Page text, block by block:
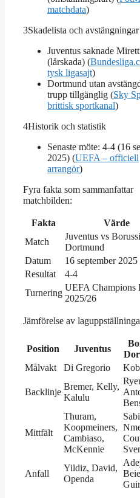
matchdata)
3Skadelista och avstängningar
Juventus saknade
(lårskada) (
tysk ligasajt)
Dortmund utan
trupp tillgänglig (Sky
brittisk sportkanal)
4Historik och statistik
Senaste möte: 4‑4 (16
2025) (UEFA – officiell
arrangör)
Fyra fakta som sammanfattar
matchbilden:
Fakta
Värde
Match
Juventus vs
Dortmund
Datum
16 september 2025
Resultat
4‑4
Turnering
UEFA Champions
2025/26
Jämförelse av
Position Juventus
Målvakt
Di Gregorio
Backlinje
Bremer, Kelly,
Kalulu
Mittfält
Thuram,
Koopmeiners,
Cambiaso,
McKennie
Anfall
Yildiz, David,
Openda